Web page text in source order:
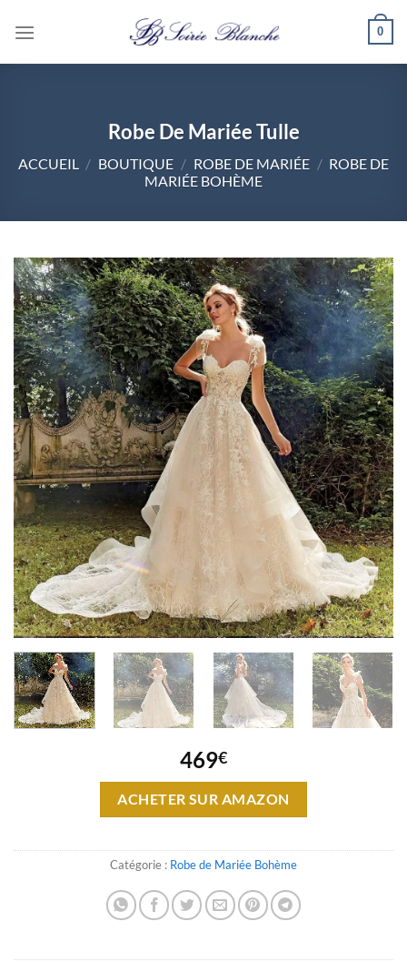
0
Robe De Mariée Tulle
ACCUEIL / BOUTIQUE / ROBE DE MARIÉE / ROBE DE
MARIÉE BOHÈME
469€
ACHETER SUR AMAZON
Catégorie : Robe de Mariée Bohème